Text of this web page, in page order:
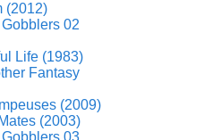
(2012)
02
Life (1983)
Fantasy
(2009)
(2003)